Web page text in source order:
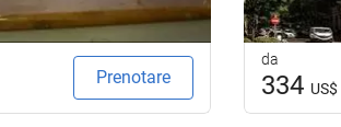
Prenotare
da
334 US$